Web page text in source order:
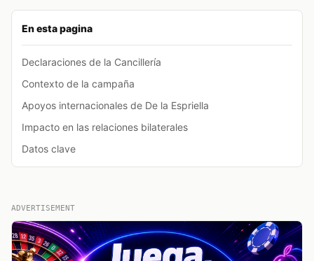
En esta pagina
Declaraciones de la Cancillería
Contexto de la campaña
Apoyos internacionales de De la Espriella
Impacto en las relaciones bilaterales
Datos clave
ADVERTISEMENT